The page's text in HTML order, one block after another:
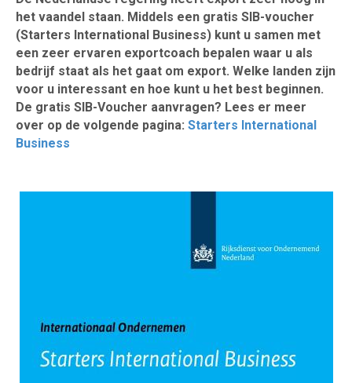
het vaandel staan. Middels een gratis SIB-voucher
(Starters International Business) kunt u samen met
een zeer ervaren exportcoach bepalen waar u als
bedrijf staat als het gaat om export. Welke landen zijn
voor u interessant en hoe kunt u het best beginnen.
De gratis SIB-Voucher aanvragen? Lees er meer
over op de volgende pagina: Starters International
Business